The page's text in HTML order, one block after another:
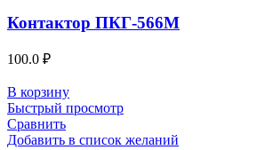
Контактор ПКГ-566М
100.0 ₽
В корзину
Быстрый просмотр
Сравнить
Добавить в список желаний